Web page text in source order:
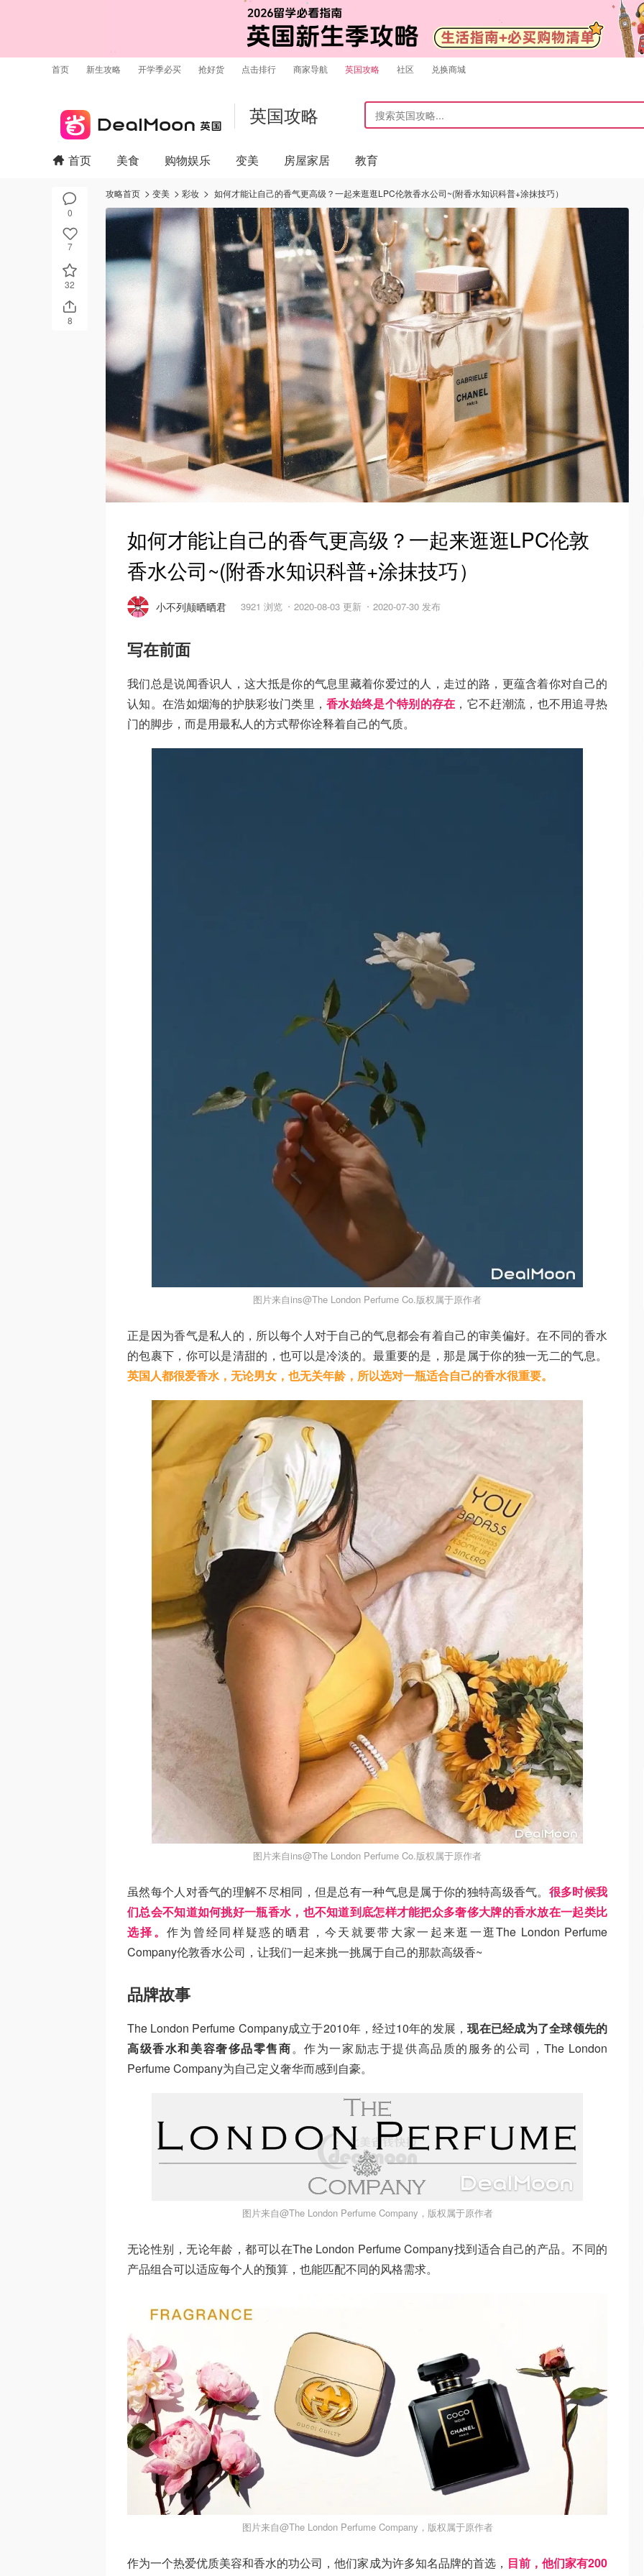
首页 新生攻略 开学季必买 抢好货 点击排行 商家导航 英国攻略 社区 兑换商城
英国攻略
0
7
32
8
首页 美食 购物娱乐 变美 房屋家居 教育
攻略首页 变美 彩妆 如何才能让自己的香气更高级？一起来逛逛LPC伦敦香水公司~(附香水知识科普+涂抹技巧）
如何才能让自己的香气更高级？一起来逛逛LPC伦敦
香水公司~(附香水知识科普+涂抹技巧）
小不列颠晒晒君 3921 浏览 2020-08-03 更新 2020-07-30 发布
写在前面
我们总是说闻香识人，这大抵是你的气息里藏着你爱过的人，走过的路，更蕴含着你对自己的
认知。在浩如烟海的护肤彩妆门类里，香水始终是个特别的存在 ，它不赶潮流，也不用追寻热
门的脚步，而是用最私人的方式帮你诠释着自己的气质。
图片来自ins@The London Perfume Co.版权属于原作者
正是因为香气是私人的，所以每个人对于自己的气息都会有着自己的审美偏好。在不同的香水
的包裹下，你可以是清甜的，也可以是冷淡的。最重要的是，那是属于你的独一无二的气息。
英国人都很爱香水，无论男女，也无关年龄，所以选对一瓶适合自己的香水很重要。
图片来自ins@The London Perfume Co.版权属于原作者
虽然每个人对香气的理解不尽相同，但是总有一种气息是属于你的独特高级香气。 很多时候我
们总会不知道如何挑好一瓶香水，也不知道到底怎样才能把众多奢侈大牌的香水放在一起类比
选择。 作为曾经同样疑惑的晒君，今天就要带大家一起来逛一逛The London Perfume
Company伦敦香水公司，让我们一起来挑一挑属于自己的那款高级香~
品牌故事
The London Perfume Company成立于2010年，经过10年的发展，现在已经成为了全球领先的
高级香水和美容奢侈品零售商。作为一家励志于提供高品质的服务的公司，The London
Perfume Company为自己定义奢华而感到自豪。
图片来自@The London Perfume Company，版权属于原作者
无论性别，无论年龄，都可以在The London Perfume Company找到适合自己的产品。不同的
产品组合可以适应每个人的预算，也能匹配不同的风格需求。
图片来自@The London Perfume Company，版权属于原作者
作为一个热爱优质美容和香水的功公司，他们家成为许多知名品牌的首选， 目前，他们家有200